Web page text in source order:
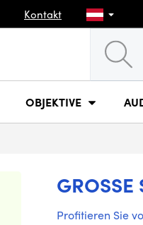
Kontakt
OBJEKTIVE
GROSSE
Profitieren Sie